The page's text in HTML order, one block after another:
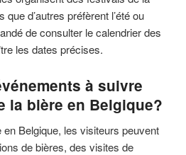
d’autres préfèrent l’été ou
de consulter le calendrier des
les dates précises.
à suivre
la bière en Belgique?
en Belgique, les visiteurs peuvent
de bières, des visites de